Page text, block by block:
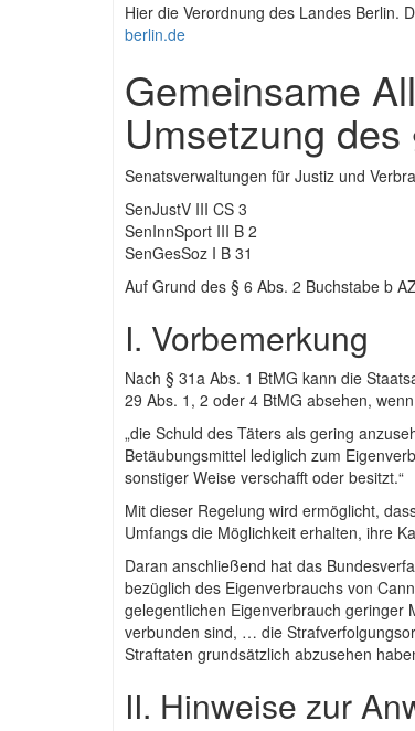
Hier die Verordnung des Landes Berlin.
berlin.de
Gemeinsame
Umsetzung
Senatsverwaltungen für Justiz und
SenJustV III CS 3
SenInnSport III B 2
SenGesSoz I B 31
Auf Grund des § 6 Abs. 2 Buchstabe b
I. Vorbemerkung
Nach § 31a Abs. 1 BtMG kann die
29 Abs. 1, 2 oder 4 BtMG absehen, wenn
„die Schuld des Täters als gering
Betäubungsmittel lediglich zum
sonstiger Weise verschafft oder besitzt.“
Mit dieser Regelung wird ermöglicht,
Umfangs die Möglichkeit erhalten, ihre
Daran anschließend hat das
bezüglich des Eigenverbrauchs von
gelegentlichen Eigenverbrauch geringer
verbunden sind, … die
Straftaten grundsätzlich abzusehen
II. Hinweise zur